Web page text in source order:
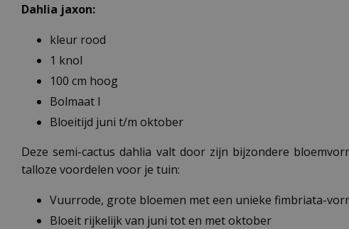
Dahlia jaxon:
kleur rood
1 knol
100 cm hoog
Bolmaat I
Bloeitijd juni t/m oktober
Deze semi-cactus dahlia valt door zijn bijzondere
talloze voordelen voor je tuin:
Vuurrode, grote bloemen met een unieke fimbriata-
Bloeit rijkelijk van juni tot en met oktober